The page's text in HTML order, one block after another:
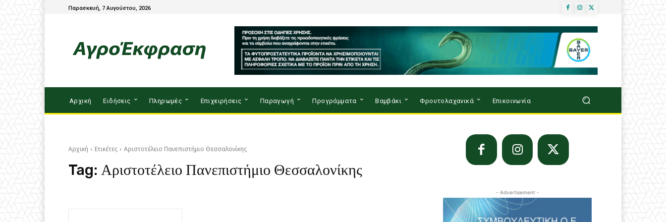
Παρασκευή, 7 Αυγούστου, 2026
Αρχική Ειδήσεις Πληρωμές Επιχειρήσεις Παραγωγή Προγράμματα Βαμβάκι Φρουτολαχανικά Επικοινωνία
Αρχική Ετικέτες Αριστοτέλειο Πανεπιστήμιο Θεσσαλονίκης
Tag: Αριστοτέλειο Πανεπιστήμιο Θεσσαλονίκης
- Advertisement -